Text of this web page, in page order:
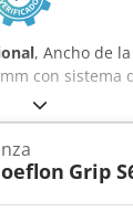
, Ancho de
con sistema
Grip